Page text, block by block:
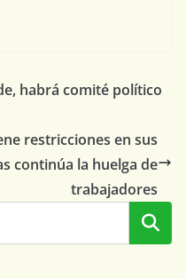
habrá comité político
restricciones en sus
continúa la huelga de
trabajadores
Buscar